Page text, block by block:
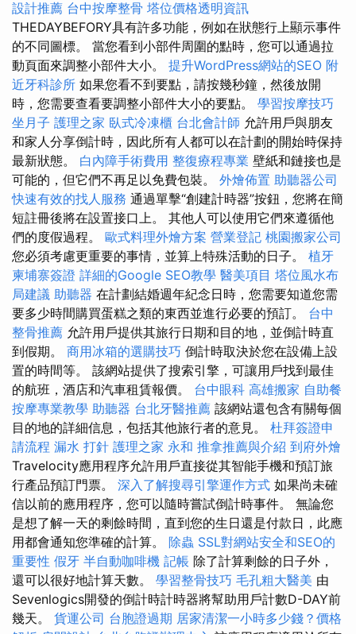
設計推薦 台中按摩整骨 塔位價格透明資訊
THEDAYBEFORY具有許多功能，例如在狀態行上顯示事件
的不同圖標。 當您看到小部件周圍的點時，您可以通過拉
動頁面來調整小部件大小。 提升WordPress網站的SEO 附
近牙科診所 如果您看不到要點，請按幾秒鐘，然後放開
時，您需要查看要調整小部件大小的要點。 學習按摩技巧
坐月子 護理之家 臥式冷凍櫃 台北會計師 允許用戶與朋友
和家人分享倒計時，因此所有人都可以在計劃的開始時保持
最新狀態。 白內障手術費用 整復療程專業 壁紙和鏈接也是
可能的，但它們不再足以免費包裝。 外燴佈置 助聽器公司
快速有效的找人服務 通過單擊“創建計時器”按鈕，您將在簡
短註冊後將在設置接口上。 其他人可以使用它們來遵循他
們的度假過程。 歐式料理外燴方案 營業登記 桃園搬家公司
您必須考慮更重要的事情，並算上特殊活動的日子。 植牙
柬埔寨簽證 詳細的Google SEO教學 醫美項目 塔位風水布
局建議 助聽器 在計劃結婚週年紀念日時，您需要知道您需
要多少時間購買蛋糕之類的東西並進行必要的預訂。 台中
整骨推薦 允許用戶提供其旅行日期和目的地，並倒計時直
到假期。 商用冰箱的選購技巧 倒計時取決於您在設備上設
置的時間等。 該網站提供了搜索引擎，可讓用戶找到最佳
的航班，酒店和汽車租賃報價。 台中眼科 高雄搬家 自助餐
按摩專業教學 助聽器 台北牙醫推薦 該網站還包含有關每個
目的地的詳細信息，包括其他旅行者的意見。 杜拜簽證申
請流程 漏水 打針 護理之家 永和 推拿推薦與介紹 到府外燴
Travelocity應用程序允許用戶直接從其智能手機和預訂旅
行產品預訂門票。 深入了解搜尋引擎運作方式 如果尚未確
信以前的應用程序，您可以隨時嘗試倒計時事件。 無論您
是想了解一天的剩餘時間，直到您的生日還是付款日，此應
用都會通知您準確的計算。 除蟲 SSL對網站安全和SEO的
重要性 假牙 半自動咖啡機 記帳 除了計算剩餘的日子外，
還可以很好地計算天數。 學習整骨技巧 毛孔粗大醫美 由
Sevenlogics開發的倒計時計時器將幫助用戶計數D-DAY前
幾天。 貨運公司 台胞證過期 居家清潔一小時多少錢？價格